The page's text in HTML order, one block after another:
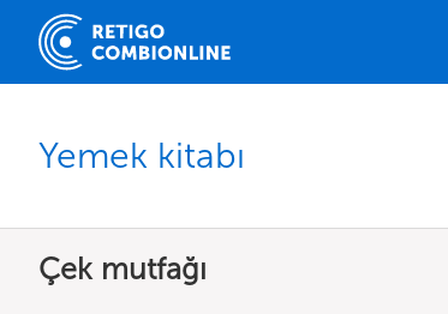
Yemek kitabı
Çek mutfağı